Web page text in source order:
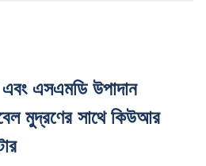
এসএমডি উপাদান
মুদ্রণের সাথে কিউআর